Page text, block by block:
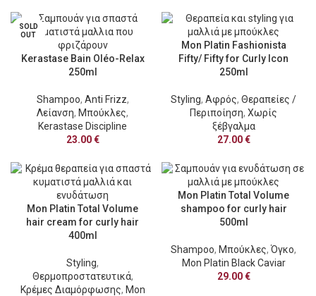
SOLD
OUT
Kerastase Bain Oléo-Relax
250ml
Shampoo, Anti Frizz,
Λείανση, Μπούκλες,
Kerastase Discipline
23.00€
Mon Platin Fashionista
Fifty/ Fifty for Curly Icon
250ml
Styling, Αφρός, Θεραπείες /
Περιποίηση, Χωρίς
ξέβγαλμα
27.00€
Mon Platin Total Volume
hair cream for curly hair
400ml
Styling,
Θερμοπροστατευτικά,
Κρέμες Διαμόρφωσης, Mon
Mon Platin Total Volume
shampoo for curly hair
500ml
Shampoo, Μπούκλες, Όγκο,
Mon Platin Black Caviar
29.00€